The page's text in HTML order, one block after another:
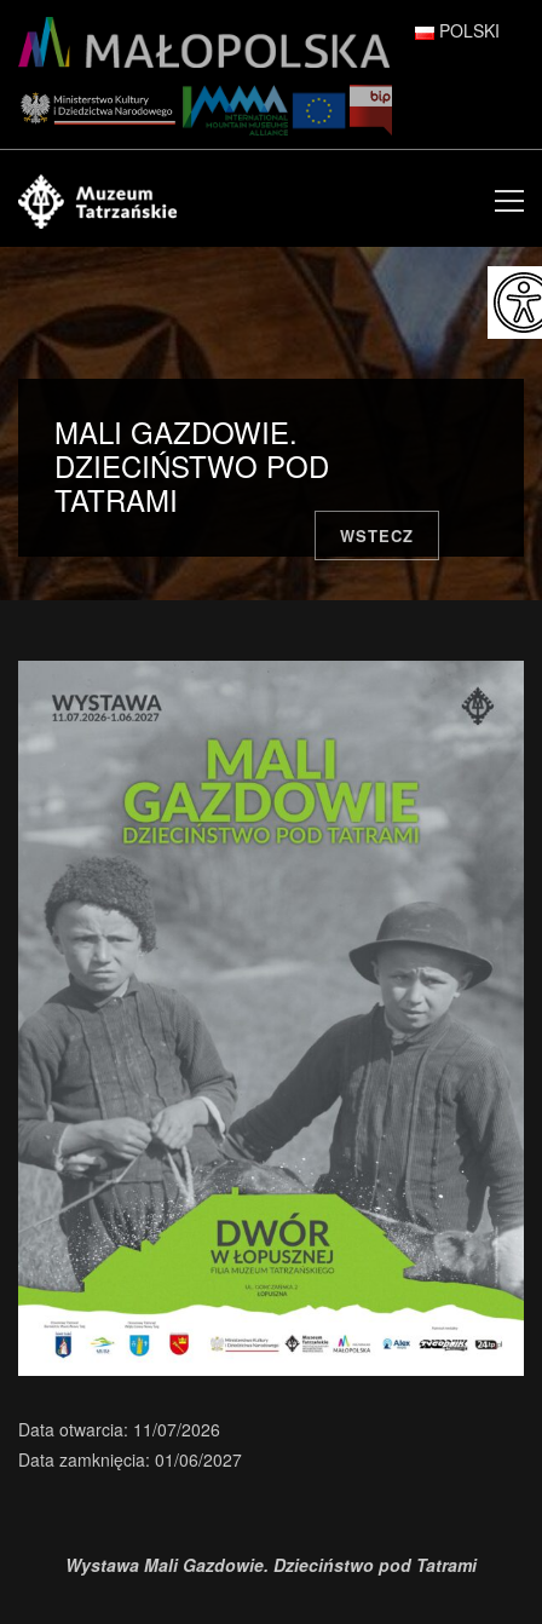
POLSKI
ENGLISH
ESPAÑOL
FRANÇAIS
ITALIANO
MALI GAZDOWIE.
DZIECIŃSTWO POD
TATRAMI
WSTECZ
Data otwarcia: 11/07/2026
Data zamknięcia: 01/06/2027
Wystawa Mali Gazdowie. Dzieciństwo pod Tatrami